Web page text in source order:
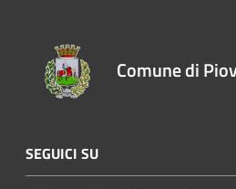
Comune di
SEGUICI SU